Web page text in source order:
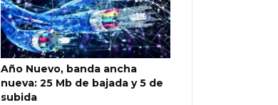
Año Nuevo, banda ancha
nueva: 25 Mb de bajada y 5 de
subida